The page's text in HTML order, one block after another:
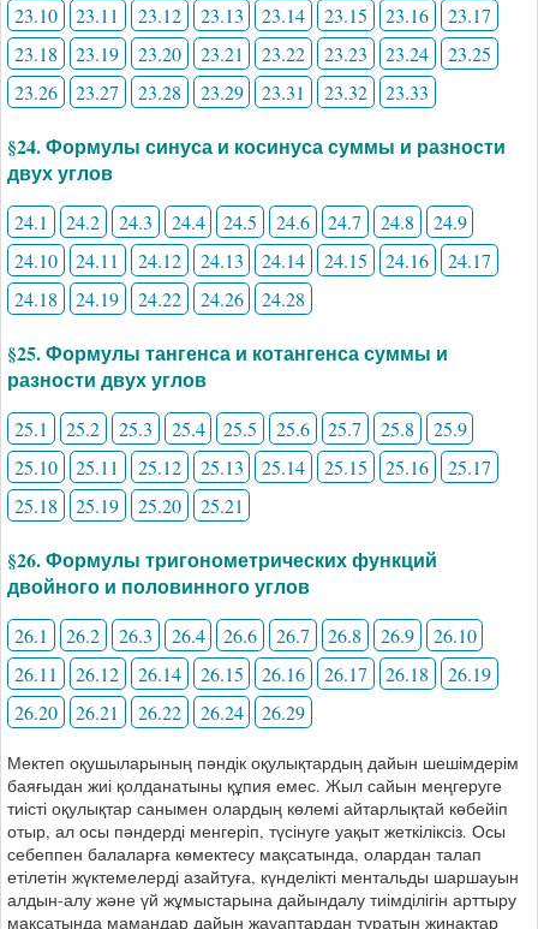
23.10
23.11 23.12 23.13 23.14 23.15 23.16
23.17
23.18
23.19 23.20 23.21 23.22 23.23 23.24
23.25
23.26
23.27 23.28 23.29 23.31 23.32 23.33
§24. Формулы синуса и косинуса суммы и разности
двух углов
24.1 24.2 24.3 24.4 24.5 24.6 24.7 24.8
24.9
24.10
24.11 24.12 24.13 24.14 24.15 24.16
24.17
24.18
24.19 24.22 24.26 24.28
§25. Формулы тангенса и котангенса суммы и
разности двух углов
25.1 25.2 25.3 25.4 25.5 25.6 25.7 25.8
25.9
25.10
25.11 25.12 25.13 25.14 25.15 25.16
25.17
25.18
25.19 25.20 25.21
§26. Формулы тригонометрических функций
двойного и половинного углов
26.1 26.2 26.3 26.4 26.6 26.7 26.8 26.9
26.10
26.11
26.12 26.14 26.15 26.16 26.17 26.18
26.19
26.20
26.21 26.22 26.24 26.29
Мектеп оқушыларының пәндік оқулықтардың дайын шешімдерім
баяғыдан жиі қолданатыны құпия емес. Жыл сайын меңгеруге
тиісті оқулықтар санымен олардың көлемі айтарлықтай көбейіп
отыр, ал осы пәндерді менгеріп, түсінуге уақыт жеткіліксіз. Осы
себеппен балаларға көмектесу мақсатында, олардан талап
етілетін жүктемелерді азайтуға, күнделікті ментальды шаршауын
алдын-алу және үй жұмыстарына дайындалу тиімділігін арттыру
мақсатында мамандар дайын жауаптардан тұратын жинақтар